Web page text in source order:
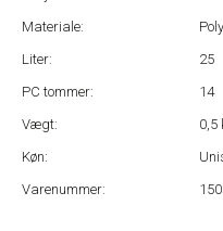
Materiale:
Liter:
25
PC tommer:
14
Vægt:
0,5
Køn:
Varenummer: